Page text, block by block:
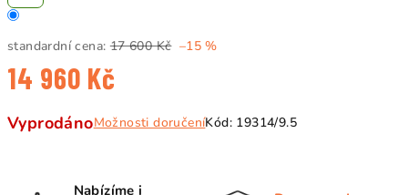
standardní cena: 17 600 Kč –15 %
14 960 Kč
cena:
VyprodánoMožnosti doručeníKód: 19314/9.5
Nabízíme i